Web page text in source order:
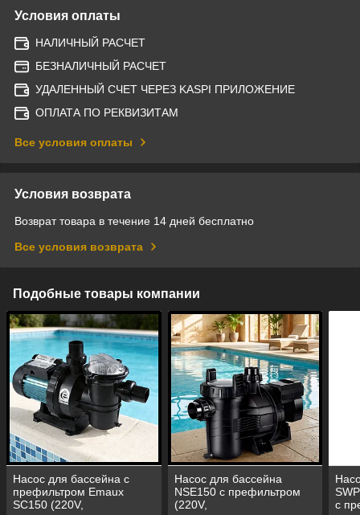
Условия оплаты
НАЛИЧНЫЙ РАСЧЕТ
БЕЗНАЛИЧНЫЙ РАСЧЕТ
УДАЛЕННЫЙ СЧЕТ ЧЕРЕЗ KASPI ПРИЛОЖЕНИЕ
ОПЛАТА ПО РЕКВИЗИТАМ
Все условия оплаты
Условия возврата
Возврат товара в течение 14 дней бесплатно
Все условия возврата
Подобные товары компании
Насос для бассейна с
префильтром Emaux
SC150 (220V,
Насос для бассейна
NSE150 c префильтром
(220V,
c